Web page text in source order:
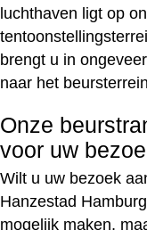
luchthaven ligt op
brengt u in
naar het
Onze
voor uw
Wilt u uw bezoek
Hanzestad
mogelijk maken,